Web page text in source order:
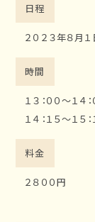
位
置
日程
２０２３年８月１
時間
１３：００～１
１４：１５～１
料金
２８００円